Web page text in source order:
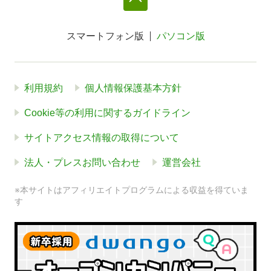
スマートフォン版 パソコン版
利用規約 個人情報保護基本方針
Cookie等の利用に関するガイドライン
サイトアクセス情報の取得について
法人・プレスお問い合わせ 運営会社
※本サイトはアフィリエイトプログラムによる収益を得ていま
す